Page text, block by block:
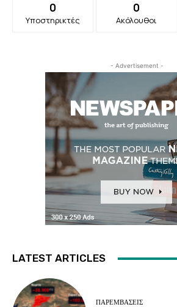
0
Υποστηρικτές
0
Ακόλουθοι
- Advertisement -
LATEST ARTICLES
ΠΑΡΕΜΒΑΣΕΙΣ